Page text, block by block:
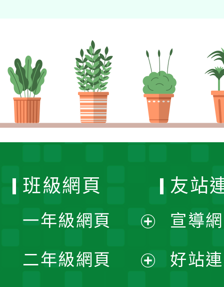
班級網頁
一年級網頁
開
二年級網頁
友站
宣導
好站